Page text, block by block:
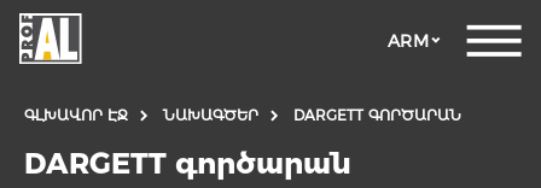
ARM
ԳԼԽԱՎՈՐ ԷՋ ՆԱԽԱԳԾԵՐ DARGETT ԳՈՐԾԱՐԱՆ
DARGETT գործարան